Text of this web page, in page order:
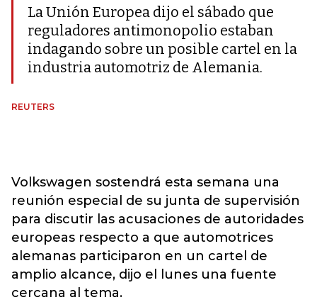
La Unión Europea dijo el sábado que
reguladores antimonopolio estaban
indagando sobre un posible cartel en la
industria automotriz de Alemania.
REUTERS
Volkswagen sostendrá esta semana una
reunión especial de su junta de supervisión
para discutir las acusaciones de autoridades
europeas respecto a que automotrices
alemanas participaron en un cartel de
amplio alcance, dijo el lunes una fuente
cercana al tema.